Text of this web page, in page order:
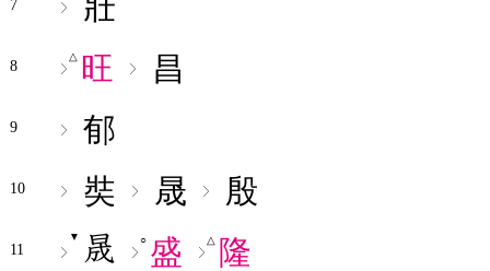
7
8
△ 旺 昌
9 郁
10 奘 晟 殷
11
▼ ○ 盛 △ 隆